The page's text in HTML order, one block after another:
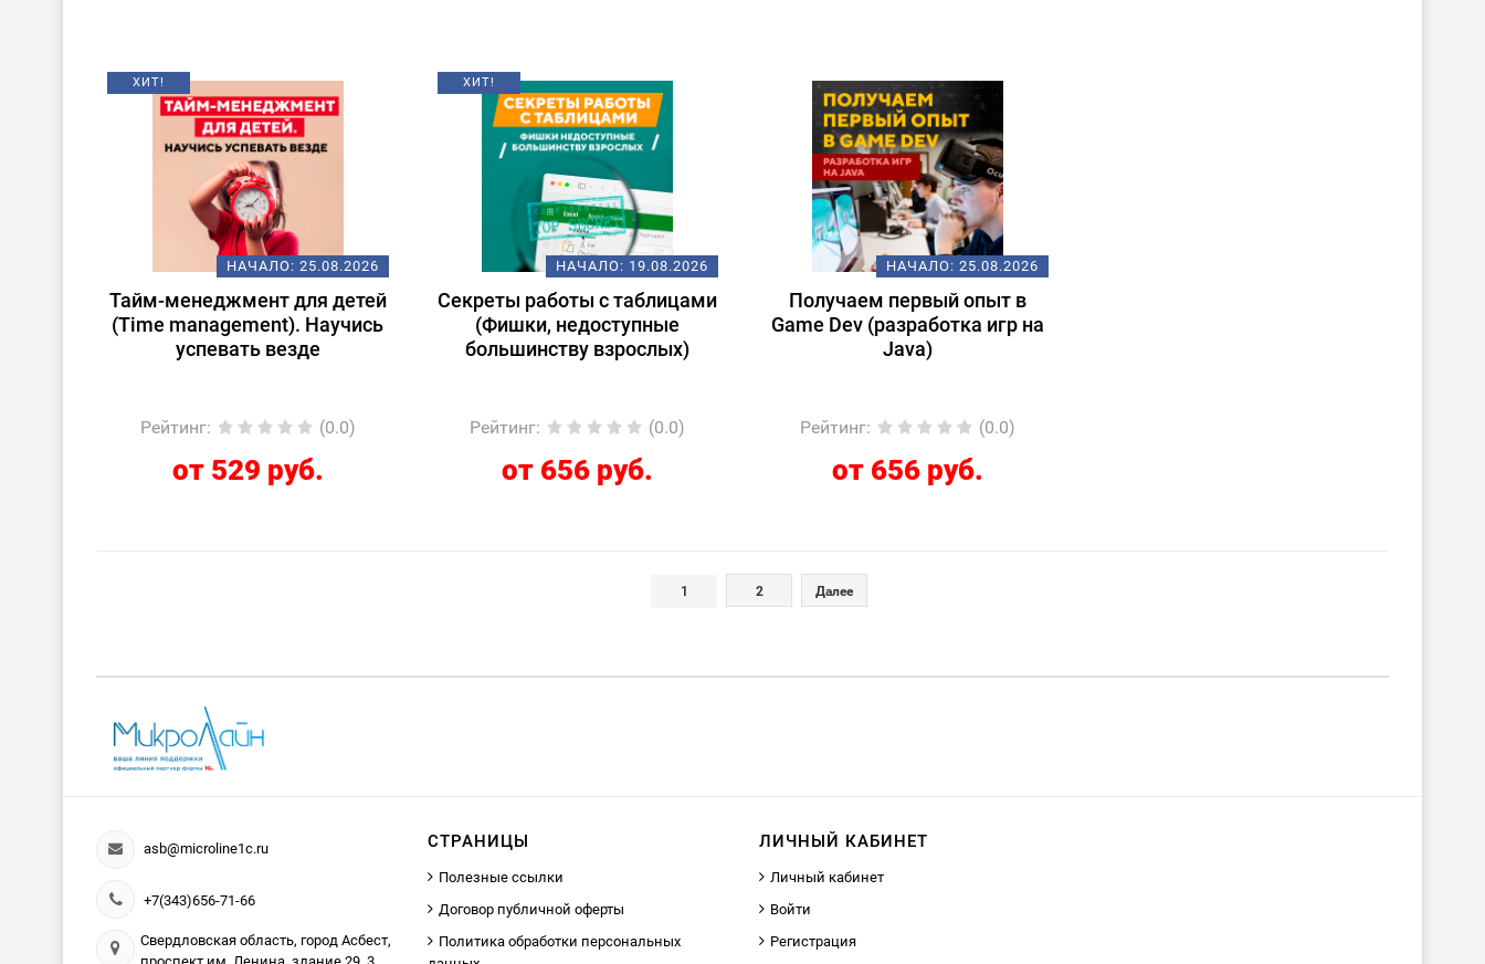
ХИТ!
НАЧАЛО: 25.08.2026
Тайм-менеджмент для детей
(Time management). Научись
успевать везде
Рейтинг: (0.0)
от 529 руб.
ХИТ!
НАЧАЛО: 19.08.2026
Секреты работы с таблицами
(Фишки, недоступные
большинству взрослых)
Рейтинг: (0.0)
от 656 руб.
НАЧАЛО: 25.08.2026
Получаем первый опыт в
Game Dev (разработка игр на
Java)
Рейтинг: (0.0)
от 656 руб.
1 2 Далее
asb@microline1c.ru
+7(343)656-71-66
Свердловская область, город Асбест,
СТРАНИЦЫ
Полезные ссылки
Договор публичной оферты
Политика обработки персональных
ЛИЧНЫЙ КАБИНЕТ
Личный кабинет
Войти
Регистрация